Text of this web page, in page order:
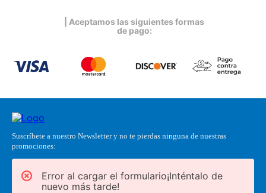
| Aceptamos las siguientes formas
de pago:
Suscríbete a nuestro Newsletter y no te pierdas ninguna de nuestras
promociones:
Error al cargar el formulario¡Inténtalo de
nuevo más tarde!